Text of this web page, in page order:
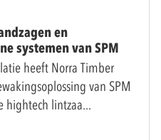
en
systemen van SPM
heeft Norra Timber
van SPM
hightech lintzaa